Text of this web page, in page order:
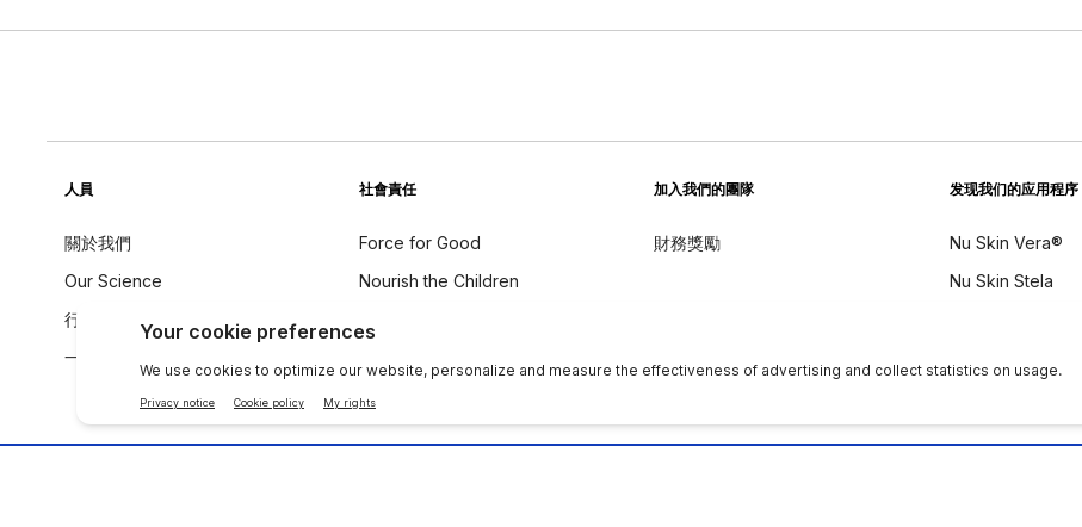
人員
關於我們
Our Science
行為守則
一个全球声音
社會責任
Force for Good
Nourish the Children
加入我們的團隊
財務獎勵
发现我们的应用程序
Nu Skin Vera®
Nu Skin Stela